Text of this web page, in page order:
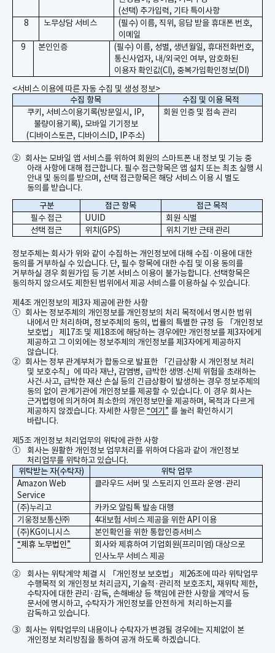
(선택) 추가입력, 기타 특이사항
8
노무상담 서비스 (필수) 이름, 직위, 응답 받을 휴대폰 번호,
이메일
9
본인인증
(필수) 이름, 성별, 생년월일, 휴대전화번호,
통신사업자, 내/외국인 여부, 암호화된
이용자 확인값(CI), 중복가입확인정보(DI)
<서비스 이용에 따른 자동 수집 및 생성 정보>
수집 항목
수집 및 이용 목적
쿠키 , 서비스이용기록(방문일시 , IP,
불량이용기록), 모바일 기기정보
(디바이스토큰, 디바이스 ID, IP주소)
회원 인증 및 접속 관리
② 회사는 모바일 앱 서비스를 위하여 회원의 스마트폰 내 정보 및 기능 중
아래 사항에 대해 접근합니다. 필수 접근항목은 앱 설치 또는 최초 실행 시
안내 및 동의를 받으며, 선택 접근항목은 해당 서비스 이용 시 별도
동의를 받습니다.
구분
접근 항목
접근 목적
필수 접근
UUID
회원 식별
선택 접근
위치(GPS) 위치 기반 근태 관리
정보주체는 회사가 위와 같이 수집하는 개인정보에 대해 수집 · 이용에 대한
동의를 거부하실 수 있습니다. 단, 필수 항목에 대한 수집 및 이용 동의를
거부하실 경우 회원가입 등 기본 서비스 이용이 불가능합니다. 선택항목은
동의하지 않으셔도 제한된 범위에서 제공 서비스를 이용하실 수 있습니다.
제 4조 개인정보의 제 3자 제공에 관한 사항
① 회사는 정보주체의 개인정보를 개인정보의 처리 목적에서 명시한 범위
내에서 만 처리하며, 정보주체의 동의 , 법률의 특별한 규정 등 「개인정보
보호법」 제 17조 및 제 18조에 해당하는 경우에만 개인정보를 제 3자에게
제공하고 그 이외에는 정보주체의 개인정보를 제 3자에게 제공하지
않습니다.
② 회사는 정부 관계부처가 합동으로 발표한 「긴급상황 시 개인정보 처리
및 보호수칙」에 따라 재난, 감염병, 급박한 생명∙신체 위험을 초래하는
사건∙사고, 급박한 재산 손실 등의 긴급상황이 발생하는 경우 정보주체의
동의 없이 관계기관에 개인정보를 제공할 수 있습니다. 이 경우 회사는
근거법령에 의거하여 최소한의 개인정보만을 제공하며, 목적과 다르게
제공하지 않겠습니다. 자세한 사항은“여기 ” 를 눌러 확인하시기
바랍니다.
제 5조 개인정보 처리업무의 위탁에 관한 사항
①
회사는 원활한 개인정보 업무처리를 위하여 다음과 같이 개인정보
처리업무를 위탁하고 있습니다.
위탁받는자(수탁자)
위탁 업무
Amazon Web
Service
클라우드 서버 및 스토리지 인프라 운영 ·관리
(주)누리고 카카오 알림톡 발송 대행
기웅정보통신㈜
4대보험 서비스 제공을 위한API 이용
(주)KG이니시스
본인확인을 위한 통합인증서비스
“제휴 노무법인” 회사와 제휴하여 기업회원(프리미엄) 대상으로
인사노무 서비스 제공
②
회사는 위탁계약 체결 시 「개인정보 보호법」 제 26조에 따라 위탁업무
수행목적 외 개인정보 처리금지 , 기술적 ·관리적 보호조치, 재위탁제한,
수탁자에 대한 관리 ·감독, 손해배상 등 책임에 관한 사항을 계약서 등
문서에 명시하고, 수탁자가 개인정보를 안전하게 처리하는지를
감독하고 있습니다.
③ 회사는 위탁업무의 내용이나 수탁자가 변경될 경우에는 지체없이 본
개인정보 처리방침을 통하여 공개 하도록 하겠습니다.